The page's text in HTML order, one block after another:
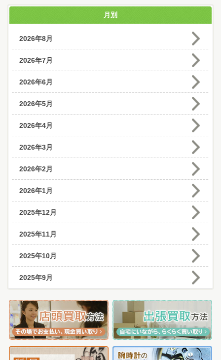
月別
2026年8月
2026年7月
2026年6月
2026年5月
2026年4月
2026年3月
2026年2月
2026年1月
2025年12月
2025年11月
2025年10月
2025年9月